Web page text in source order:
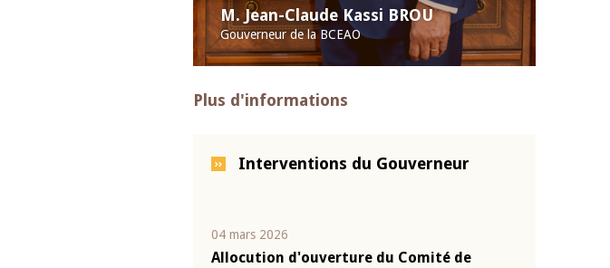
M. Jean-Claude Kassi BROU
Gouverneur de la BCEAO
Plus d'informations
Interventions du Gouverneur
04 mars 2026
Allocution d'ouverture du Comité de